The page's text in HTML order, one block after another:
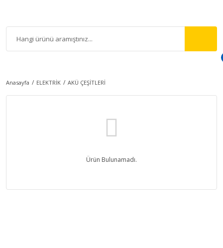
Anasayfa ELEKTRİK AKÜ ÇEŞİTLERİ
Ürün Bulunamadı.